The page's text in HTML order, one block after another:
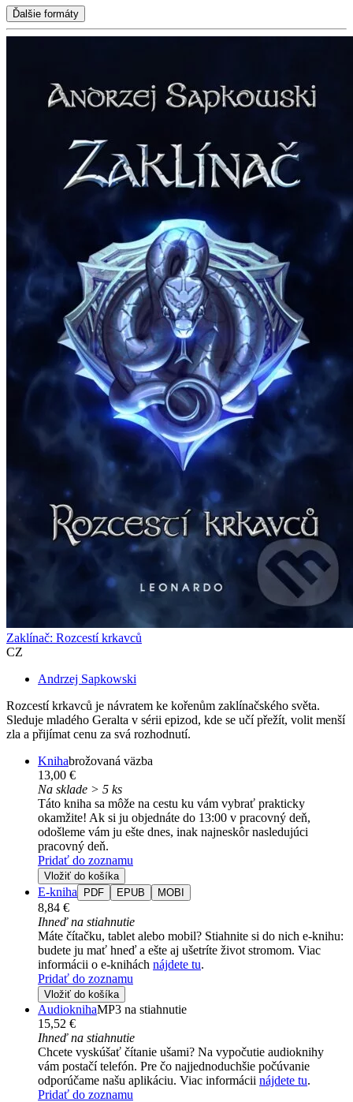
Ďalšie formáty
Zaklínač: Rozcestí krkavců
CZ
Andrzej Sapkowski
Rozcestí krkavců je návratem ke kořenům zaklínačského světa.
Sleduje mladého Geralta v sérii epizod, kde se učí přežít, volit menší
zla a přijímat cenu za svá rozhodnutí.
Knihabrožovaná väzba
13,00 €
Na sklade > 5 ks
Táto kniha sa môže na cestu ku vám vybrať prakticky
okamžite! Ak si ju objednáte do 13:00 v pracovný deň,
odošleme vám ju ešte dnes, inak najneskôr nasledujúci
pracovný deň.
Pridať do zoznamu
Vložiť do košíka
E-kniha PDF EPUB MOBI
8,84 €
Ihneď na stiahnutie
Máte čítačku, tablet alebo mobil? Stiahnite si do nich e-knihu:
budete ju mať hneď a ešte aj ušetríte život stromom. Viac
informácii o e-knihách nájdete tu.
Pridať do zoznamu
Vložiť do košíka
AudioknihaMP3 na stiahnutie
15,52 €
Ihneď na stiahnutie
Chcete vyskúšať čítanie ušami? Na vypočutie audioknihy
vám postačí telefón. Pre čo najjednoduchšie počúvanie
odporúčame našu aplikáciu. Viac informácii nájdete tu.
Pridať do zoznamu